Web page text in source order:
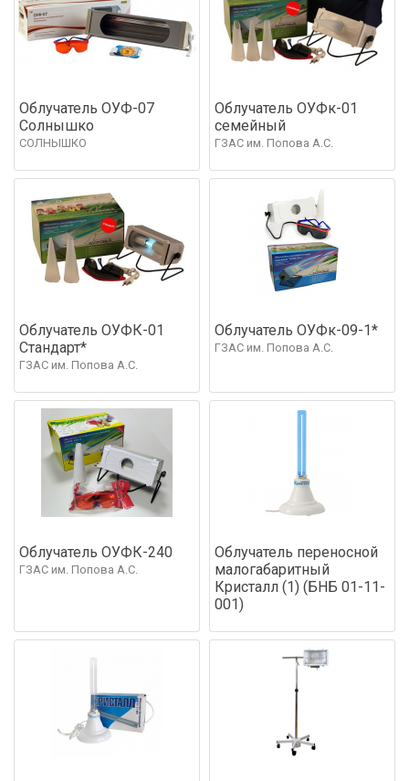
Облучатель ОУФ-07
Солнышко
СОЛНЫШКО
Облучатель ОУФк-01
семейный
ГЗАС им. Попова А.С.
Облучатель ОУФК-01
Стандарт*
ГЗАС им. Попова А.С.
Облучатель ОУФк-09-1*
ГЗАС им. Попова А.С.
Облучатель ОУФК-240
ГЗАС им. Попова А.С.
Облучатель переносной
малогабаритный
Кристалл (1) (БНБ 01-11-
001)